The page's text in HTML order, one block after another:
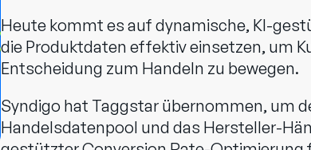
Heute kommt es auf dynamische, KI-
die Produktdaten effektiv einsetzen, um
Entscheidung zum Handeln zu bewegen.
Syndigo hat Taggstar übernommen, um
Handelsdatenpool und das Hersteller-